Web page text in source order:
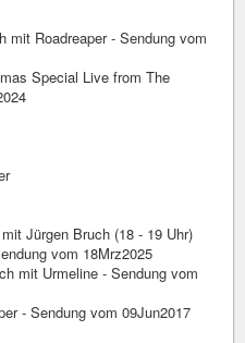
mit Roadreaper - Sendung vom
Special Live from The
Jürgen Bruch (18 - 19 Uhr)
vom 18Mrz2025
mit Urmeline - Sendung vom
- Sendung vom 09Jun2017